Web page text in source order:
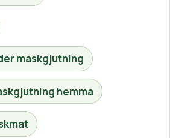
maskgjutning
hemma